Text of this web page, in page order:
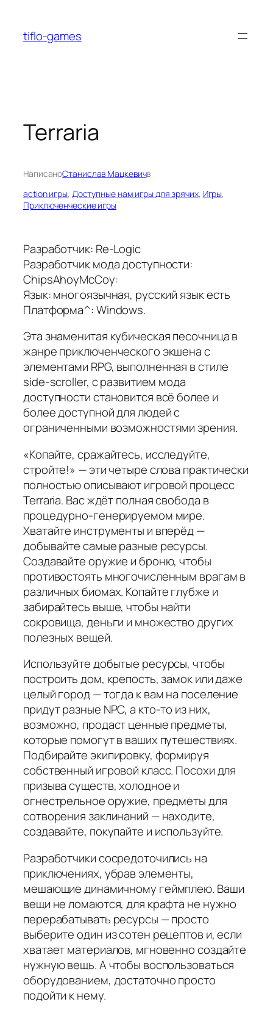
содержимому
tiflo-games
Terraria
НаписаноСтанислав Мацкевичв
action игры, Доступные нам игры для зрячих, Игры
Приключенческие игры
Разработчик: Re-Logic
Разработчик мода доступности:
ChipsAhoyMcCoy:
Язык: многоязычная, русский язык есть
Платформа^: Windows.
Эта знаменитая кубическая песочница в
жанре приключенческого экшена с
элементами RPG, выполненная в стиле
side-scroller, с развитием мода
доступности становится всё более и
более доступной для людей с
ограниченными возможностями зрения.
«Копайте, сражайтесь, исследуйте,
стройте!» — эти четыре слова практически
полностью описывают игровой процесс
Terraria. Вас ждёт полная свобода в
процедурно-генерируемом мире.
Хватайте инструменты и вперёд —
добывайте самые разные ресурсы.
Создавайте оружие и броню, чтобы
противостоять многочисленным врагам в
различных биомах. Копайте глубже и
забирайтесь выше, чтобы найти
сокровища, деньги и множество других
полезных вещей.
Используйте добытые ресурсы, чтобы
построить дом, крепость, замок или даже
целый город — тогда к вам на поселение
придут разные NPC, а кто-то из них,
возможно, продаст ценные предметы,
которые помогут в ваших путешествиях.
Подбирайте экипировку, формируя
собственный игровой класс. Посохи для
призыва существ, холодное и
огнестрельное оружие, предметы для
сотворения заклинаний — находите,
создавайте, покупайте и используйте.
Разработчики сосредоточились на
приключениях, убрав элементы,
мешающие динамичному геймплею. Ваши
вещи не ломаются, для крафта не нужно
перерабатывать ресурсы — просто
выберите один из сотен рецептов и, если
хватает материалов, мгновенно создайте
нужную вещь. А чтобы воспользоваться
оборудованием, достаточно просто
подойти к нему.